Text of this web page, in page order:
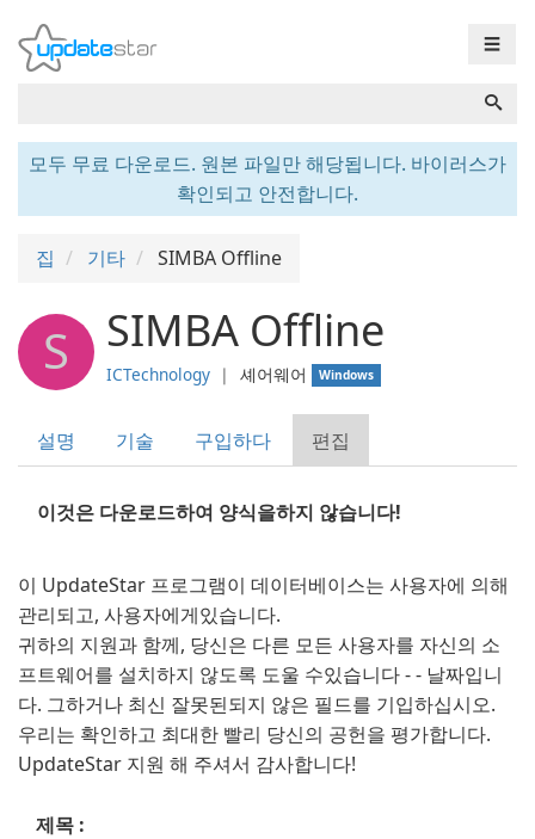
☰
모두 무료 다운로드. 원본 파일만 해당됩니다. 바이러스가
확인되고 안전합니다.
집 기타 SIMBA Offline
S SIMBA Offline
ICTechnology ❘ 셰어웨어 Windows
설명 기술 구입하다 편집
이것은 다운로드하여 양식을하지 않습니다!
이 UpdateStar 프로그램이 데이터베이스는 사용자에 의해
관리되고, 사용자에게있습니다.
귀하의 지원과 함께, 당신은 다른 모든 사용자를 자신의 소
프트웨어를 설치하지 않도록 도울 수있습니다 - - 날짜입니
다. 그하거나 최신 잘못된되지 않은 필드를 기입하십시오.
우리는 확인하고 최대한 빨리 당신의 공헌을 평가합니다.
UpdateStar 지원 해 주셔서 감사합니다!
제목 :